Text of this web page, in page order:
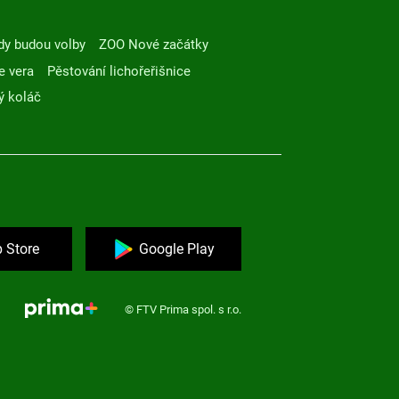
budou volby
ZOO Nové začátky
vera
Pěstování lichořeřišnice
koláč
Store Google Play
© FTV Prima spol. s r.o.